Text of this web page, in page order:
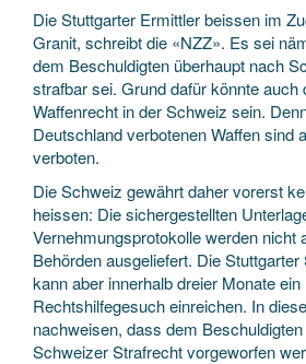
Die Stuttgarter Ermittler beissen im
Granit, schreibt die «NZZ». Es sei
dem Beschuldigten überhaupt nach
strafbar sei. Grund dafür könnte auch
Waffenrecht in der Schweiz sein.
Deutschland verbotenen Waffen sind
verboten.
Die Schweiz gewährt daher vorerst
heissen: Die sichergestellten
Vernehmungsprotokolle werden nicht
Behörden ausgeliefert. Die
kann aber innerhalb dreier Monate ein
Rechtshilfegesuch einreichen. In
nachweisen, dass dem
Schweizer Strafrecht vorgeworfen